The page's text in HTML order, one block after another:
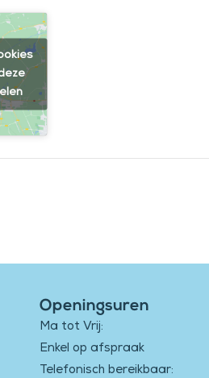
Openingsuren
Ma tot Vrij:
Enkel op afspraak
Telefonisch bereikbaar: